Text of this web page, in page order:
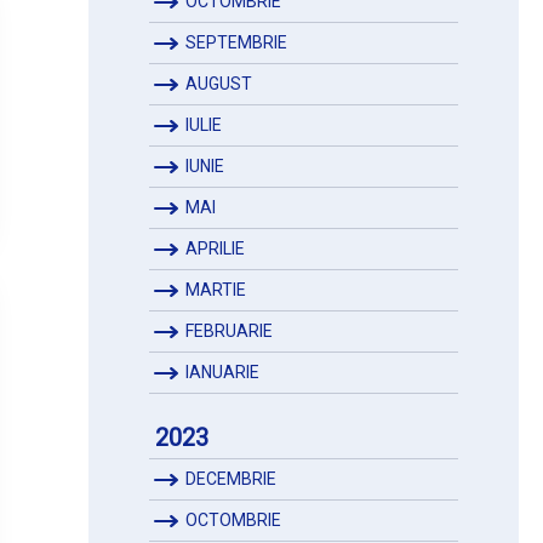
SEPTEMBRIE
AUGUST
IULIE
IUNIE
MAI
APRILIE
MARTIE
FEBRUARIE
IANUARIE
2023
DECEMBRIE
OCTOMBRIE